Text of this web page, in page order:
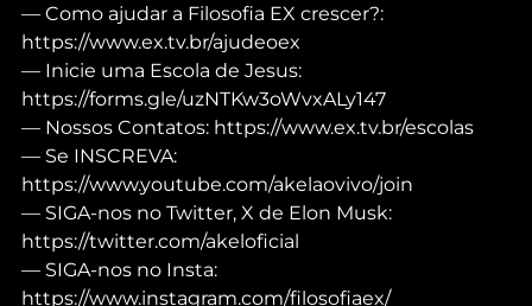
— Como ajudar a Filosofia EX crescer?:
https://www.ex.tv.br/ajudeoex
— Inicie uma Escola de Jesus:
https://forms.gle/uzNTKw3oWvxALy147
— Nossos Contatos: https://www.ex.tv.br/escolas
— Se INSCREVA:
https://www.youtube.com/akelaovivo/join
— SIGA-nos no Twitter, X de Elon Musk:
https://twitter.com/akeloficial
— SIGA-nos no Insta:
https://www.instagram.com/filosofiaex/